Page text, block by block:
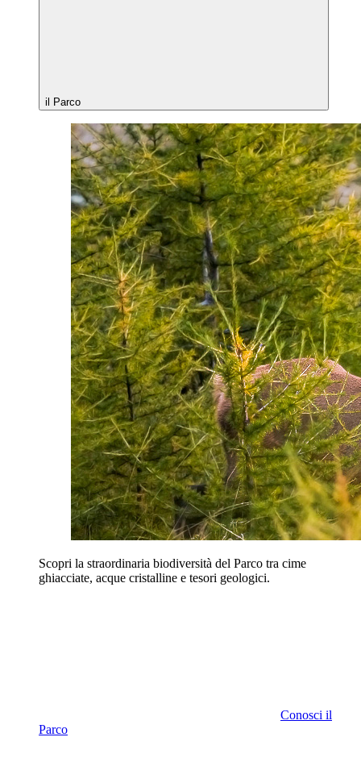
il Parco
Scopri la straordinaria biodiversità del Parco tra cime
ghiacciate, acque cristalline e tesori geologici.
Conosci il
Parco